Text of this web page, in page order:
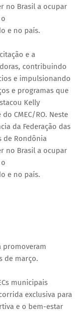
no Brasil a ocupar
e no país.
e a
contribuindo
e impulsionando
e programas que
Kelly
CMEC/RO. Neste
da Federação das
de Rondônia
no Brasil a ocupar
e no país.
promoveram
de março.
municipais
exclusiva para
e o bem-estar